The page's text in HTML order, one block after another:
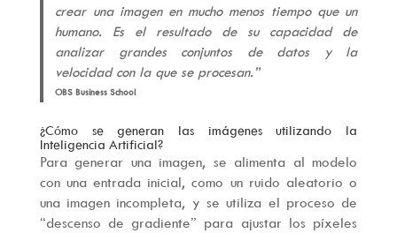
crear una imagen en mucho menos tiempo que un
humano. Es el resultado de su capacidad de
analizar grandes conjuntos de datos y la
velocidad con la que se procesan.”
OBS Business School
¿Cómo se generan las imágenes utilizando la
Inteligencia Artificial?
Para generar una imagen, se alimenta al modelo
con una entrada inicial, como un ruido aleatorio o
una imagen incompleta, y se utiliza el proceso de
“descenso de gradiente” para ajustar los píxeles